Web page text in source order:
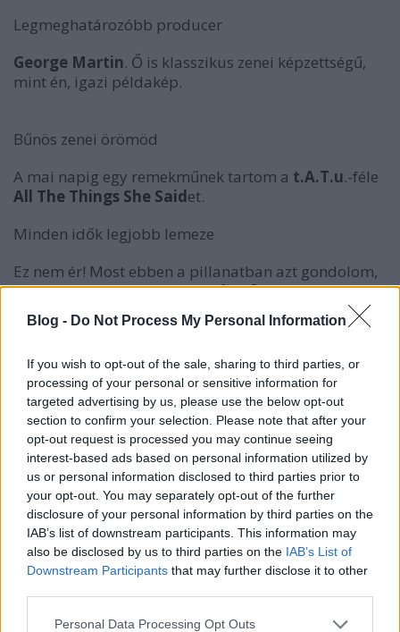
Blog - Do Not Process My Personal Information
If you wish to opt-out of the sale, sharing to third parties, or
processing of your personal or sensitive information for
targeted advertising by us, please use the below opt-out
section to confirm your selection. Please note that after your
opt-out request is processed you may continue seeing
interest-based ads based on personal information utilized by
us or personal information disclosed to third parties prior to
your opt-out. You may separately opt-out of the further
disclosure of your personal information by third parties on the
IAB’s list of downstream participants. This information may
also be disclosed by us to third parties on the IAB’s List of
Downstream Participants that may further disclose it to other
Please note that this website/app uses one or more Google
Personal Data Processing Opt Outs
Legmeghatározóbb producer
George Martin. Ő is klasszikus zenei képzettségű,
mint én, igazi példakép.
Bűnös zenei örömöd
A mai napig egy remekműnek tartom a t.A.T.u.-féle
All The Things She Saidet.
Minden idők legjobb lemeze
Ez nem ér! Most ebben a pillanatban azt gondolom,
hogyTears For FearsésSeeds Of Love.
legkülönlegesebb/legértékesebb darabja
Van egy nagyon régi bakelitBeethoven
Zongoraverseny (No.5, Op.73)lemezem. Egy
haveromtól kaptam ajándékba.